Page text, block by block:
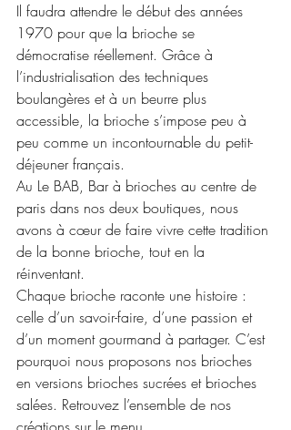
Il faudra attendre le début des années
1970 pour que la brioche se
démocratise réellement. Grâce à
l’industrialisation des techniques
boulangères et à un beurre plus
accessible, la brioche s’impose peu à
peu comme un incontournable du petit-
déjeuner français.
Au Le BAB, Bar à brioches au centre de
paris dans nos deux boutiques, nous
avons à cœur de faire vivre cette tradition
de la bonne brioche, tout en la
réinventant.
Chaque brioche raconte une histoire :
celle d’un savoir-faire, d’une passion et
d’un moment gourmand à partager. C’est
pourquoi nous proposons nos brioches
en versions brioches sucrées et brioches
salées. Retrouvez l’ensemble de nos